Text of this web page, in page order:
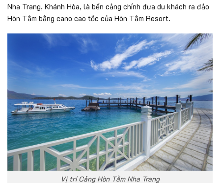
Nha Trang, Khánh Hòa, là bến cảng chính đưa du khách ra đảo
Hòn Tằm bằng cano cao tốc của Hòn Tằm Resort.
Vị trí Cảng Hòn Tằm Nha Trang